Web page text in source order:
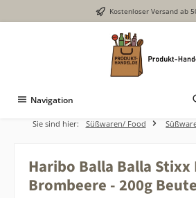
Zum Hauptinhalt springen Kostenloser Versand ab
Navigation
Sie sind hier: Süßwaren/ Food
Haribo Balla Balla Stixx
Brombeere - 200g